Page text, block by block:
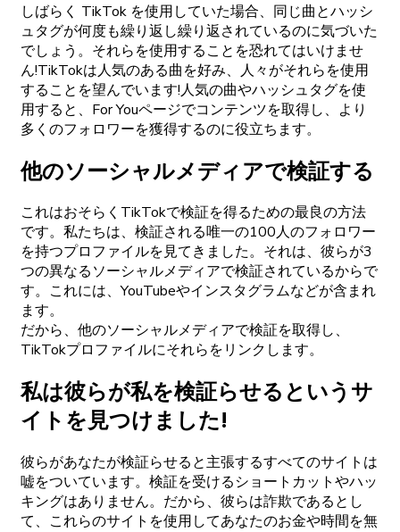
しばらく TikTok を使用していた場合、同じ曲とハッシ
ュタグが何度も繰り返し繰り返されているのに気づいた
でしょう。それらを使用することを恐れてはいけませ
ん!TikTokは人気のある曲を好み、人々がそれらを使用
することを望んでいます!人気の曲やハッシュタグを使
用すると、For Youページでコンテンツを取得し、より
多くのフォロワーを獲得するのに役立ちます。
他のソーシャルメディアで検証する
これはおそらくTikTokで検証を得るための最良の方法
です。私たちは、検証される唯一の100人のフォロワー
を持つプロファイルを見てきました。それは、彼らが3
つの異なるソーシャルメディアで検証されているからで
す。これには、YouTubeやインスタグラムなどが含まれ
ます。
だから、他のソーシャルメディアで検証を取得し、
TikTokプロファイルにそれらをリンクします。
私は彼らが私を検証らせるというサ
イトを見つけました!
彼らがあなたが検証らせると主張するすべてのサイトは
嘘をついています。検証を受けるショートカットやハッ
キングはありません。だから、彼らは詐欺であるとし
て、これらのサイトを使用してあなたのお金や時間を無